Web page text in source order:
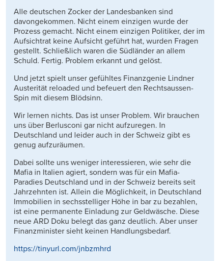
Alle deutschen Zocker der Landesbanken sind
davongekommen. Nicht einem einzigen wurde der
Prozess gemacht. Nicht einem einzigen Politiker, der im
Aufsichtrat keine Aufsicht geführt hat, wurden Fragen
gestellt. Schließlich waren die Südländer an allem
Schuld. Fertig. Problem erkannt und gelöst.
Und jetzt spielt unser gefühltes Finanzgenie Lindner
Austerität reloaded und befeuert den Rechtsaussen-
Spin mit diesem Blödsinn.
Wir lernen nichts. Das ist unser Problem. Wir brauchen
uns über Berlusconi gar nicht aufzuregen. In
Deutschland und leider auch in der Schweiz gibt es
genug aufzuräumen.
Dabei sollte uns weniger interessieren, wie sehr die
Mafia in Italien agiert, sondern was für ein Mafia-
Paradies Deutschland und in der Schweiz bereits seit
Jahrzehnten ist. Allein die Möglichkeit, in Deutschland
Immobilien in sechsstelliger Höhe in bar zu bezahlen,
ist eine permanente Einladung zur Geldwäsche. Diese
neue ARD Doku belegt das ganz deutlich. Aber unser
Finanzminister sieht keinen Handlungsbedarf.
https://tinyurl.com/jnbzmhrd